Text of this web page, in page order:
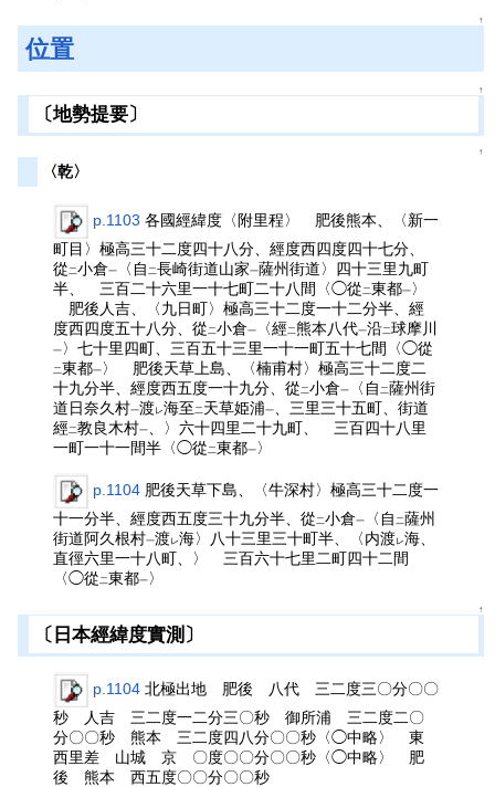
↑
位置
↑
〔地勢提要〕
↑
〈乾〉
p.1103 各國經緯度〈附里程〉 肥後熊本、〈新一
町目〉極高三十二度四十八分、經度西四度四十七分、
從 二小倉一 〈自 二長崎街道山家一薩州街道〉四十三里九町
半、 三百二十六里一十七町二十八間〈◯從 二東都一 〉
肥後人吉、〈九日町〉極高三十二度一十二分半、經
度西四度五十八分、從 二小倉一 〈經二熊本八代一沿二球摩川
一 〉七十里四町、三百五十三里一十一町五十七間〈◯從
二東都一 〉 肥後天草上島、〈楠甫村〉極高三十二度二
十九分半、經度西五度一十九分、從 二小倉一 〈自 二薩州街
道日奈久村一渡レ海至 二 天草姫浦一
、三里三十五町、街道
經二教良木村一
、〉六十四里二十九町、 三百四十八里
一町一十一間半〈◯從 二東都一 〉
p.1104 肥後天草下島、〈牛深村〉極高三十二度一
十一分半、經度西五度三十九分半、從二小倉一 〈自 二薩州
街道阿久根村一渡レ海〉八十三里三十町半、〈内渡レ海、
直徑六里一十八町、〉 三百六十七里二町四十二間
〈◯從二東都一 〉
↑
〔日本經緯度實測〕
p.1104 北極出地 肥後 八代 三二度三〇分〇〇
秒 人吉 三二度一二分三〇秒 御所浦 三二度二〇
分〇〇秒 熊本 三二度四八分〇〇秒〈◯中略〉 東
西里差 山城 京 〇度〇〇分〇〇秒〈◯中略〉 肥
後 熊本 西五度〇〇分〇〇秒